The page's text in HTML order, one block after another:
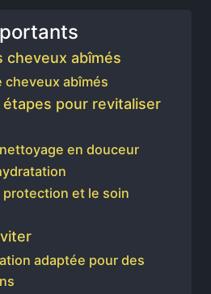
cheveux abîmés
cheveux abîmés
pour revitaliser
en douceur
protection et le soin
adaptée pour des